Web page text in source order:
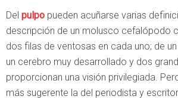
Del pulpo pueden acuñarse varias
descripción de un molusco cefalópodo
dos filas de ventosas en cada uno; de
un cerebro muy desarrollado y dos
proporcionan una visión privilegiada.
más sugerente la del periodista y escritor